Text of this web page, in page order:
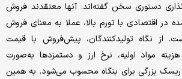
دستوری سخن گفته‌اند. آنها معتقدند فروش
در اقتصادی با تورم بالا، عملا به معنای فروش
از نگاه تولیدکنندگان، پیش‌فروش با قیمت
مواد اولیه، نرخ ارز و دستمزدها به‌صورت
ریسک بزرگی برای بنگاه محسوب می‌شود. به همین